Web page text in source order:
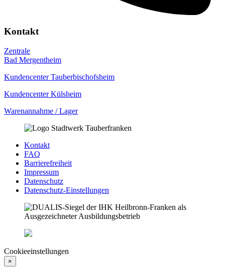
Kontakt
Zentrale
Bad Mergentheim
Kundencenter Tauberbischofsheim
Kundencenter Külsheim
Warenannahme / Lager
Kontakt
FAQ
Barrierefreiheit
Impressum
Datenschutz
Datenschutz-Einstellungen
Cookieeinstellungen
×